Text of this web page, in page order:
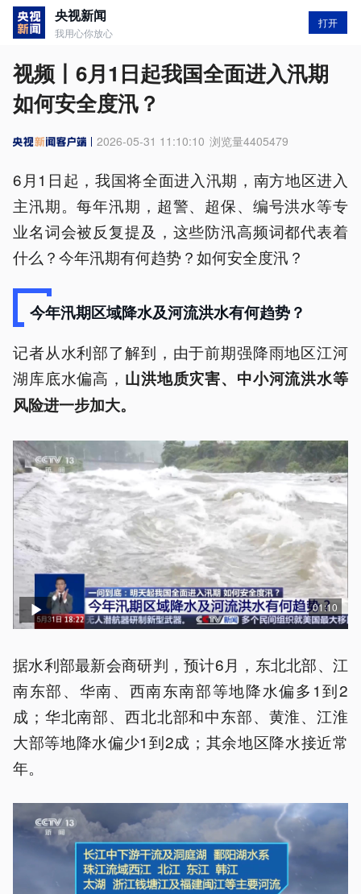
央视新闻
我用心你放心
打开
视频丨6月1日起我国全面进入汛期
如何安全度汛？
2026-05-31 11:10:10 浏览量4405479
6月1日起，我国将全面进入汛期，南方地区进入
主汛期。每年汛期，超警、超保、编号洪水等专
业名词会被反复提及，这些防汛高频词都代表着
什么？今年汛期有何趋势？如何安全度汛？
今年汛期区域降水及河流洪水有何趋势？
记者从水利部了解到，由于前期强降雨地区江河
湖库底水偏高， 山洪地质灾害、中小河流洪水等
风险进一步加大。
01:10
据水利部最新会商研判，预计6月，东北北部、江
南东部、华南、西南东南部等地降水偏多1到2
成；华北南部、西北北部和中东部、黄淮、江淮
大部等地降水偏少1到2成；其余地区降水接近常
年。